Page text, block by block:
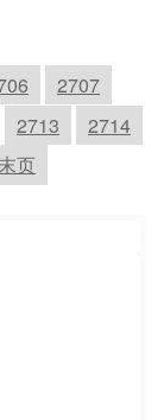
2707
2713
2714
页